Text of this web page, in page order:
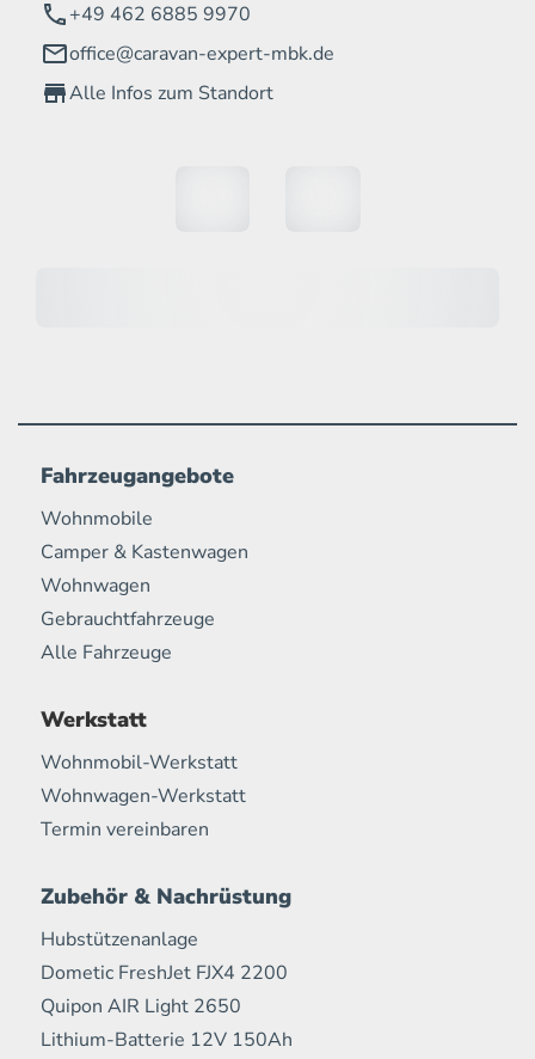
+49 462 6885 9970
office@caravan-expert-mbk.de
Alle Infos zum Standort
Fahrzeugangebote
Wohnmobile
Camper & Kastenwagen
Wohnwagen
Gebrauchtfahrzeuge
Alle Fahrzeuge
Werkstatt
Wohnmobil-Werkstatt
Wohnwagen-Werkstatt
Termin vereinbaren
Zubehör & Nachrüstung
Hubstützenanlage
Dometic FreshJet FJX4 2200
Quipon AIR Light 2650
Lithium-Batterie 12V 150Ah